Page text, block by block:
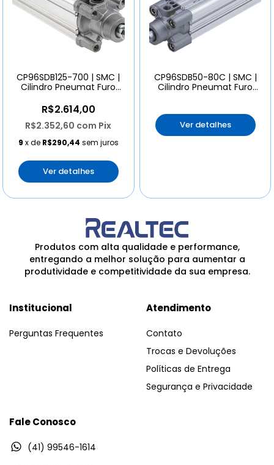
CP96SDB125-700 | SMC |
Cilindro Pneumat Furo
R$2.614,00
R$2.352,60 com Pix
9 x de R$290,44 sem juros
Ver detalhes
CP96SDB50-80C | SMC |
Cilindro Pneumat Furo
Ver detalhes
Produtos com alta qualidade e performance,
entregando a melhor solução para aumentar a
produtividade e competitividade da sua empresa.
Institucional
Perguntas Frequentes
Atendimento
Contato
Trocas e Devoluções
Políticas de Entrega
Segurança e Privacidade
Fale Conosco
(41) 99546-1614